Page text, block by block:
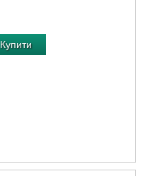
Купити